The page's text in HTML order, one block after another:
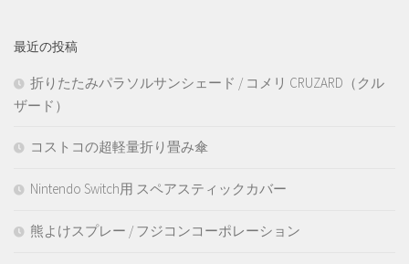
最近の投稿
折りたたみパラソルサンシェード / コメリ CRUZARD（クル
ザード）
コストコの超軽量折り畳み傘
Nintendo Switch用 スペアスティックカバー
熊よけスプレー / フジコンコーポレーション